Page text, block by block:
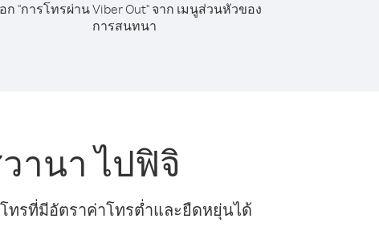
ก "การโทรผ่าน Viber Out" จาก เมนูส่วนหัวของ
การสนทนา
านา ไปฟิจิ
ทรที่มีอัตราค่าโทรต่ำและยืดหยุ่นได้